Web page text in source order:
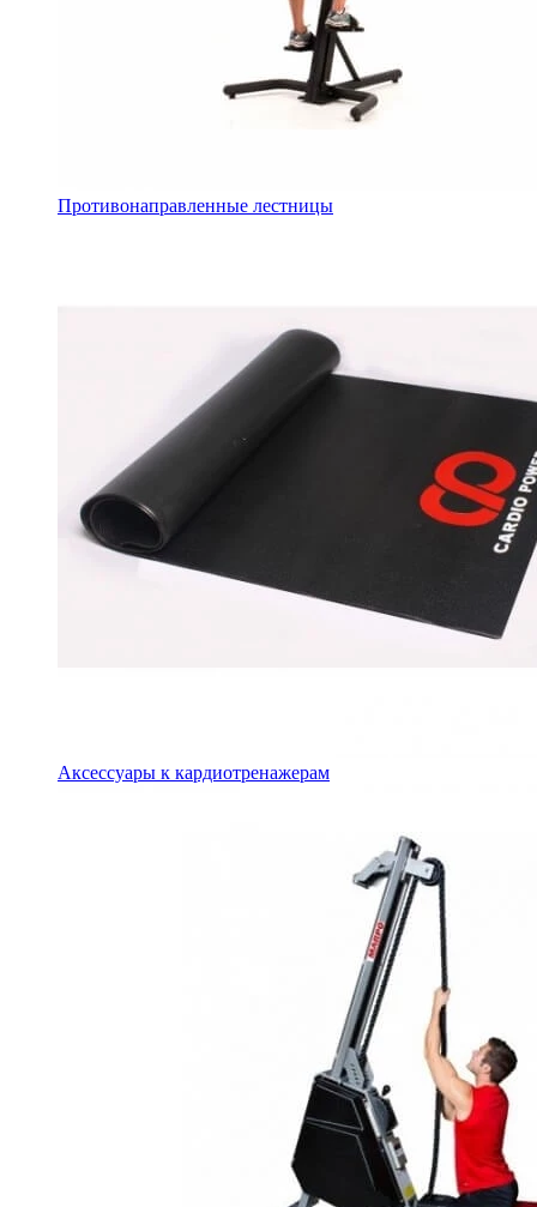
Противонаправленные лестницы
Аксессуары к кардиотренажерам